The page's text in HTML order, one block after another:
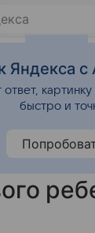
Яндекса с
ответ,
быстро и